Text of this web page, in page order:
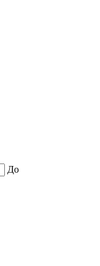
До